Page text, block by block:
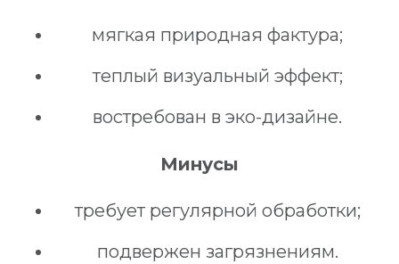
мягкая природная фактура;
теплый визуальный эффект;
востребован в эко-дизайне.
Минусы
требует регулярной обработки;
подвержен загрязнениям.